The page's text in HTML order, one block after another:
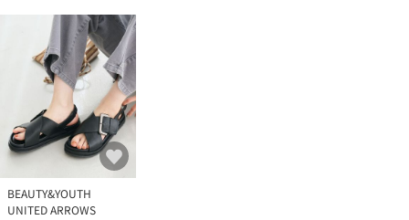
BEAUTY&YOUTH
UNITED ARROWS